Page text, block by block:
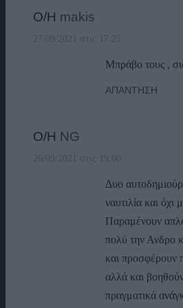
Ο/Η makis
27/09/2021 στις 17:25
Μπράβο τους ,
ΑΠΆΝΤΗΣΗ
Ο/Η NG
26/09/2021 στις 19:00
Δυο
ναυτιλία και όχι
Παραμένουν
πολύ την Ανδρο
και προσφέρουν
αλλά και
πραγματικά